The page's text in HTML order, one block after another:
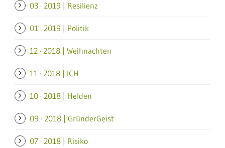
03 · 2019 | Resilienz
01 · 2019 | Politik
12 · 2018 | Weihnachten
11 · 2018 | ICH
10 · 2018 | Helden
09 · 2018 | GründerGeist
07 · 2018 | Risiko